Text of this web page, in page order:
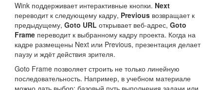
Wink поддерживает интерактивные кнопки. Next
переводит к следующему кадру, Previous возвращает к
предыдущему, Goto URL открывает веб-адрес, Goto
Frame переводит к выбранному кадру проекта. Когда на
кадре размещены Next или Previous, презентация делает
паузу и ждёт действия зрителя.
Goto Frame позволяет строить не только линейную
последовательность. Например, в учебном материале